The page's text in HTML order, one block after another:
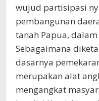
wujud partisipasi
pembangunan
tanah Papua,
Sebagaimana
dasarnya
merupakan alat
mengangkat